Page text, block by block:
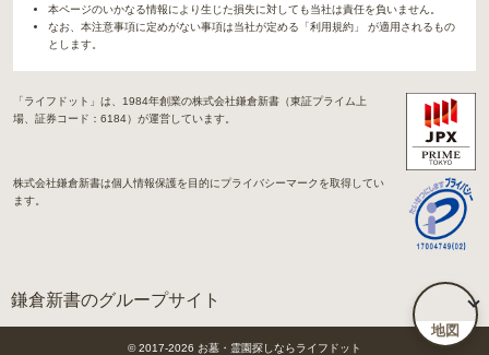
地図
本ページのいかなる情報により生じた損失に対しても当社は責任を負いません。
なお、本注意事項に定めがない事項は当社が定める「利用規約」 が適用されるもの
とします。
「ライフドット」は、1984年創業の株式会社鎌倉新書（東証プライム上
場、証券コード：6184）が運営しています。
株式会社鎌倉新書は個人情報保護を目的にプライバシーマークを取得してい
ます。
鎌倉新書のグループサイト
「Life.（ライフドット）」関連サイト
© 2017-2026 お墓・霊園探しならライフドット